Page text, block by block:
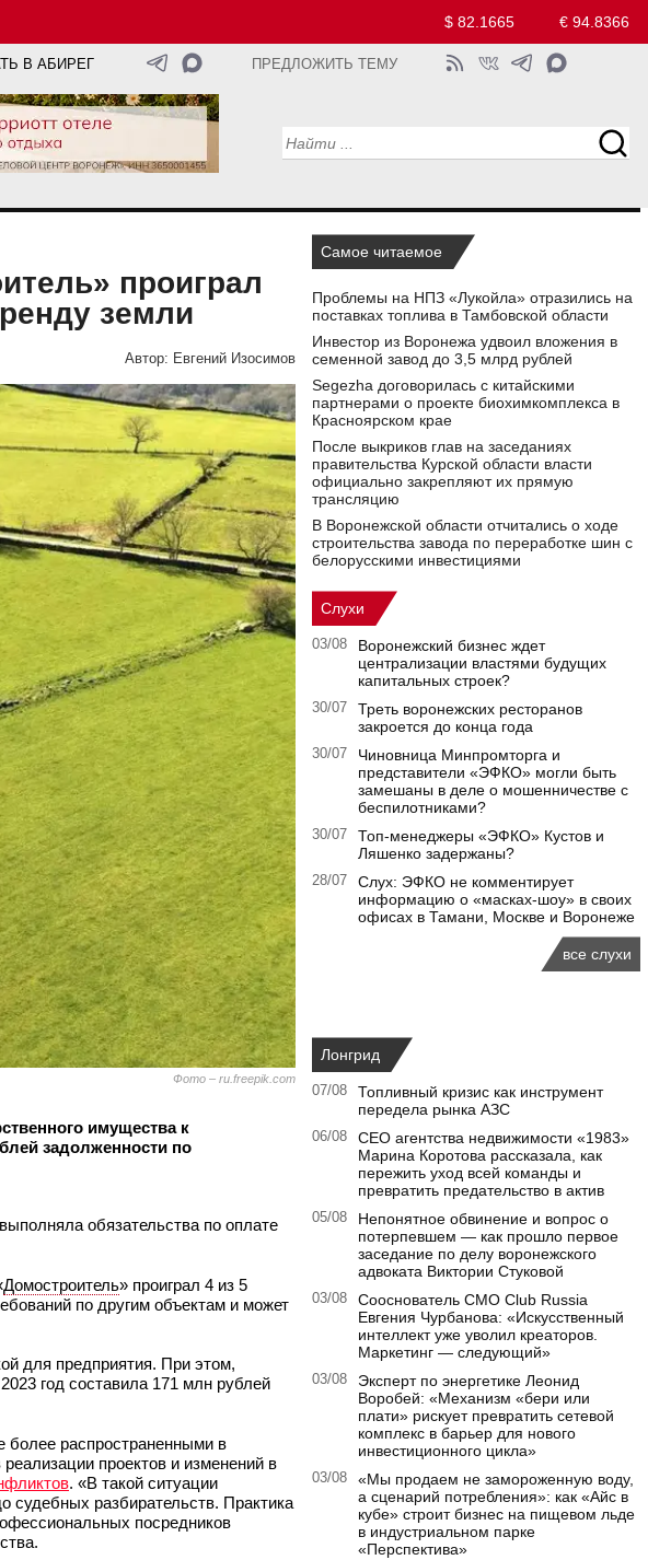
$ 82.1665 € 94.8366
В АБИРЕГ ПРЕДЛОЖИТЬ ТЕМУ
проиграл
земли
Автор: Евгений Изосимов
Фото – ru.freepik.com
имущества к
задолженности по
обязательства по оплате
Домостроитель» проиграл 4 из 5
по другим объектам и может
для предприятия. При этом,
год составила 171 млн рублей
более распространенными в
проектов и изменений в
. «В такой ситуации
судебных разбирательств. Практика
посредников
Самое читаемое
Проблемы на НПЗ «Лукойла» отразились на
поставках топлива в Тамбовской области
Инвестор из Воронежа удвоил вложения в
семенной завод до 3,5 млрд рублей
Segezha договорилась с китайскими
партнерами о проекте биохимкомплекса в
Красноярском крае
После выкриков глав на заседаниях
правительства Курской области власти
официально закрепляют их прямую
трансляцию
В Воронежской области отчитались о ходе
строительства завода по переработке шин с
белорусскими инвестициями
Слухи
03/08
Воронежский бизнес ждет
централизации властями будущих
капитальных строек?
30/07
Треть воронежских ресторанов
закроется до конца года
30/07
Чиновница Минпромторга и
представители «ЭФКО» могли быть
замешаны в деле о мошенничестве с
беспилотниками?
30/07
Топ-менеджеры «ЭФКО» Кустов и
Ляшенко задержаны?
28/07
Слух: ЭФКО не комментирует
информацию о «масках-шоу» в своих
офисах в Тамани, Москве и Воронеже
все слухи
Лонгрид
07/08
Топливный кризис как инструмент
передела рынка АЗС
06/08
CEO агентства недвижимости «1983»
Марина Коротова рассказала, как
пережить уход всей команды и
превратить предательство в актив
05/08
Непонятное обвинение и вопрос о
потерпевшем — как прошло первое
заседание по делу воронежского
адвоката Виктории Стуковой
03/08
Сооснователь CMO Club Russia
Евгения Чурбанова: «Искусственный
интеллект уже уволил креаторов.
Маркетинг — следующий»
03/08
Эксперт по энергетике Леонид
Воробей: «Механизм «бери или
плати» рискует превратить сетевой
комплекс в барьер для нового
инвестиционного цикла»
03/08
«Мы продаем не замороженную воду,
а сценарий потребления»: как «Айс в
кубе» строит бизнес на пищевом льде
в индустриальном парке
«Перспектива»